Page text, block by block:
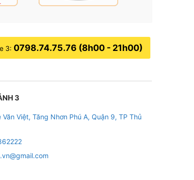
xế tập trung lái xe an toàn.
3: 0798.74.75.76 (8h00 - 21h00)
3
Văn Việt, Tăng Nhơn Phú A, Quận 9, TP Thủ